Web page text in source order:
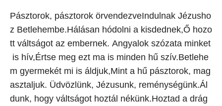
Pásztorok, pásztorok örvendezveIndulnak Jézusho
z Betlehembe.Hálásan hódolni a kisdednek,Ő hozo
tt váltságot az embernek. Angyalok szózata minket
is hív,Értse meg ezt ma is minden hű szív.Betlehe
m gyermekét mi is áldjuk,Mint a hű pásztorok, mag
asztaljuk. Üdvözlünk, Jézusunk, reménységünk.Ál
dunk, hogy váltságot hoztál nékünk.Hoztad a drág